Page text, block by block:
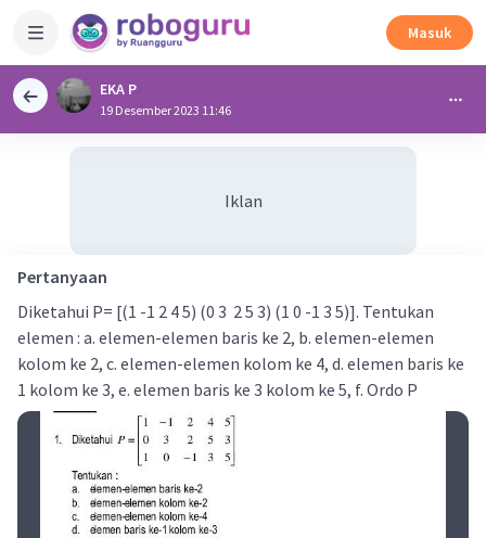
Masuk
EKA P
19 Desember 2023 11:46
Iklan
Pertanyaan
Diketahui P= [(1 -1 2 4 5) (0 3 2 5 3) (1 0 -1 3 5)]. Tentukan
elemen : a. elemen-elemen baris ke 2, b. elemen-elemen
kolom ke 2, c. elemen-elemen kolom ke 4, d. elemen baris ke
1 kolom ke 3, e. elemen baris ke 3 kolom ke 5, f. Ordo P